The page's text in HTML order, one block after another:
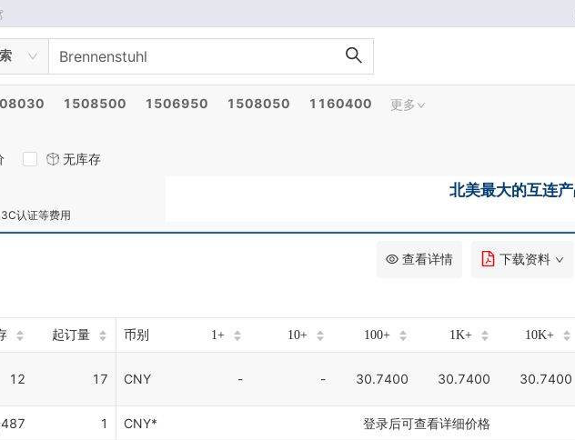
1508500 1506950 1508050 1160400 更多
无库存
认证等费用
查看详情 下载资料
起订量 币别 1+ 10+ 100+ 1K+ 10K+
12 17 CNY - - 30.7400 30.7400 30.7400
1 CNY* 登录后可查看详细价格